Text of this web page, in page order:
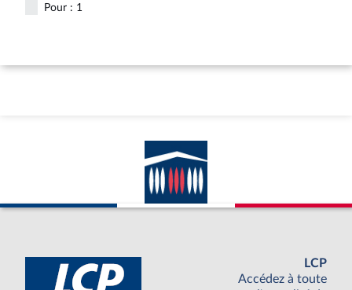
Pour : 1
LCP
Accédez à toute